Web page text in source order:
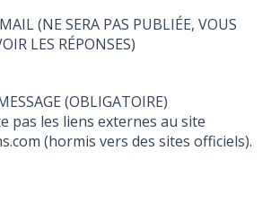
(NE SERA PAS PUBLIÉE, VOUS
LES RÉPONSES)
TEXTE DE VOTRE MESSAGE (OBLIGATOIRE)
pas les liens externes au site
(hormis vers des sites officiels).